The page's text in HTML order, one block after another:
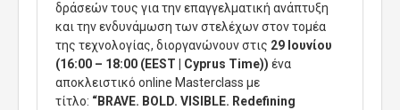
δράσεώντους για την επαγγελματική ανάπτυξη
και την ενδυνάμωση των στελέχων στον τομέα
της τεχνολογίας, διοργανώνουνστις 29 Ιουνίου
(16:00 – 18:00 (EEST | Cyprus Time)) ένα
αποκλειστικό online Masterclass με
τίτλο: “BRAVE. BOLD. VISIBLE. Redefining